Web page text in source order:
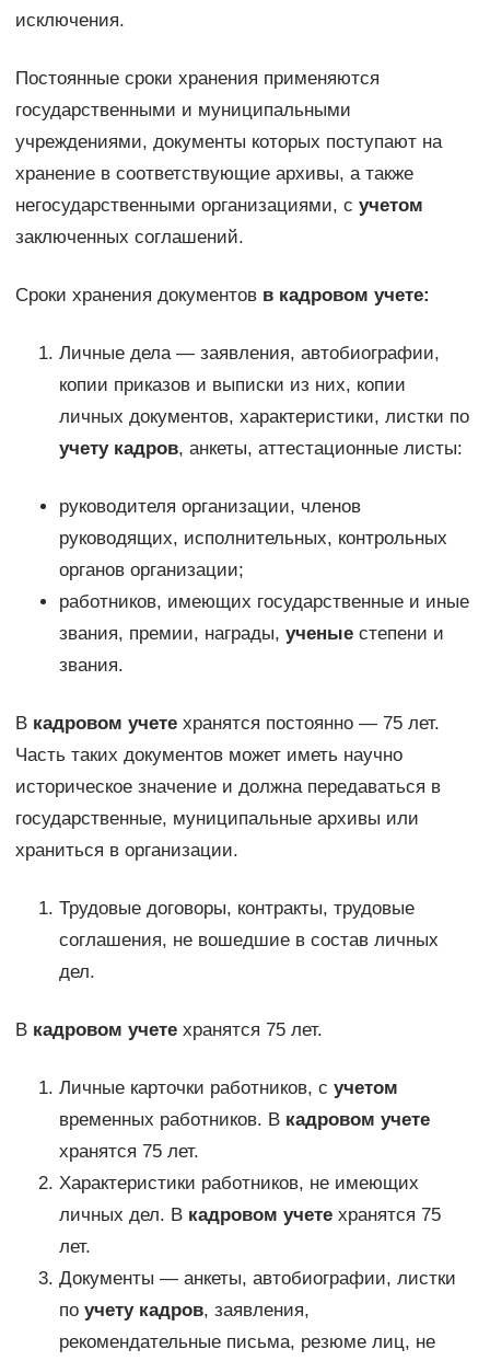
исключения.
Постоянные сроки хранения применяются
государственными и муниципальными
учреждениями, документы которых поступают на
хранение в соответствующие архивы, а также
негосударственными организациями, с учетом
заключенных соглашений.
Сроки хранения документов в кадровом учете:
Личные дела — заявления, автобиографии,
копии приказов и выписки из них, копии
личных документов, характеристики, листки по
учету кадров, анкеты, аттестационные листы:
руководителя организации, членов
руководящих, исполнительных, контрольных
органов организации;
работников, имеющих государственные и иные
звания, премии, награды, ученыестепени и
звания.
В кадровом учетехранятся постоянно — 75 лет.
Часть таких документов может иметь научно
историческое значение и должна передаваться в
государственные, муниципальные архивы или
храниться в организации.
Трудовые договоры, контракты, трудовые
соглашения, не вошедшие в состав личных
дел.
В кадровом учетехранятся 75 лет.
Личные карточки работников, с учетом
временных работников. В кадровом учете
хранятся 75 лет.
Характеристики работников, не имеющих
личных дел. В кадровом учетехранятся 75
лет.
Документы — анкеты, автобиографии, листки
по учету кадров, заявления,
рекомендательные письма, резюме лиц, не